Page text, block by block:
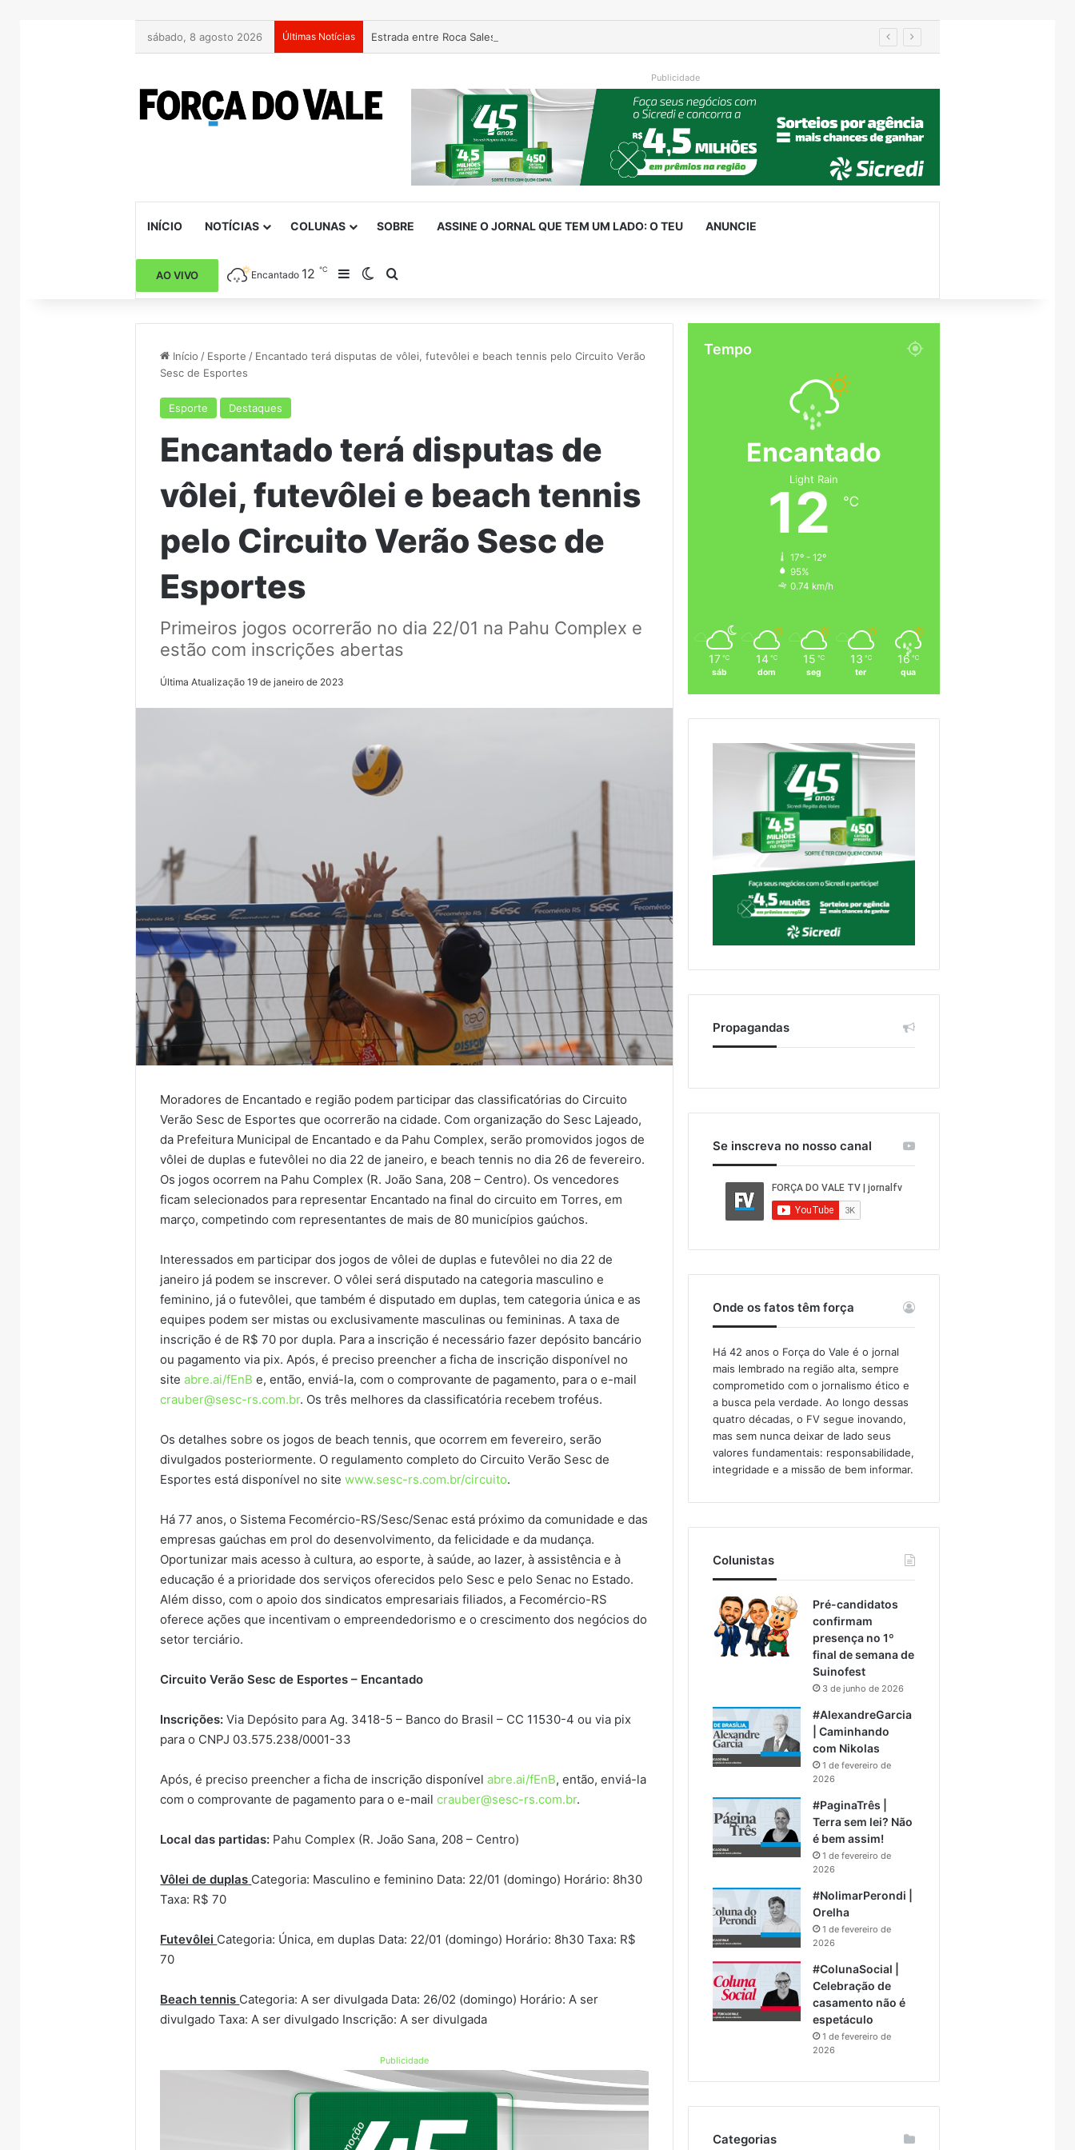
sábado, 8 agosto 2026 Últimas Notícias Estrada entre Roca Sales e Muçum é liberada após serviços de manutenção
Publicidade
INÍCIO NOTÍCIAS COLUNAS SOBRE ASSINE O JORNAL QUE TEM UM LADO: O TEU ANUNCIE
AO VIVO Encantado 12℃ Barra Lateral
Switch skin
Início / Esporte / Encantado terá disputas de vôlei, futevôlei e beach tennis pelo Circuito Verão
Sesc de Esportes
Esporte Destaques
Encantado terá disputas de
vôlei, futevôlei e beach tennis
pelo Circuito Verão Sesc de
Esportes
Primeiros jogos ocorrerão no dia 22/01 na Pahu Complex e
estão com inscrições abertas
Última Atualização 19 de janeiro de 2023
Moradores de Encantado e região podem participar das classificatórias do Circuito
Verão Sesc de Esportes que ocorrerão na cidade. Com organização do Sesc Lajeado,
da Prefeitura Municipal de Encantado e da Pahu Complex, serão promovidos jogos de
vôlei de duplas e futevôlei no dia 22 de janeiro, e beach tennis no dia 26 de fevereiro.
Os jogos ocorrem na Pahu Complex (R. João Sana, 208 – Centro). Os vencedores
ficam selecionados para representar Encantado na final do circuito em Torres, em
março, competindo com representantes de mais de 80 municípios gaúchos.
Interessados em participar dos jogos de vôlei de duplas e futevôlei no dia 22 de
janeiro já podem se inscrever. O vôlei será disputado na categoria masculino e
feminino, já o futevôlei, que também é disputado em duplas, tem categoria única e as
equipes podem ser mistas ou exclusivamente masculinas ou femininas. A taxa de
inscrição é de R$ 70 por dupla. Para a inscrição é necessário fazer depósito bancário
ou pagamento via pix. Após, é preciso preencher a ficha de inscrição disponível no
siteabre.ai/fEnB e, então, enviá-la, com o comprovante de pagamento, para o e-mail
crauber@sesc-rs.com.br. Os três melhores da classificatória recebem troféus.
Os detalhes sobre os jogos de beach tennis, que ocorrem em fevereiro, serão
divulgados posteriormente. O regulamento completo do Circuito Verão Sesc de
Esportes está disponível no sitewww.sesc-rs.com.br/circuito.
Há 77 anos, o Sistema Fecomércio-RS/Sesc/Senac está próximo da comunidade e das
empresas gaúchas em prol do desenvolvimento, da felicidade e da mudança.
Oportunizar mais acesso à cultura, ao esporte, à saúde, ao lazer, à assistência e à
educação é a prioridade dos serviços oferecidos pelo Sesc e pelo Senac no Estado.
Além disso, com o apoio dos sindicatos empresariais filiados, a Fecomércio-RS
oferece ações que incentivam o empreendedorismo e o crescimento dos negócios do
setor terciário.
Circuito Verão Sesc de Esportes – Encantado
Inscrições: Via Depósito para Ag. 3418-5 – Banco do Brasil – CC 11530-4 ou via pix
para o CNPJ 03.575.238/0001-33
Após, é preciso preencher a ficha de inscrição disponívelabre.ai/fEnB, então, enviá-la
com o comprovante de pagamento para o e-mailcrauber@sesc-rs.com.br.
Local das partidas: Pahu Complex (R. João Sana, 208 – Centro)
Vôlei de duplas Categoria: Masculino e feminino Data: 22/01 (domingo) Horário: 8h30
Taxa: R$ 70
Futevôlei Categoria: Única, em duplas Data: 22/01 (domingo) Horário: 8h30 Taxa: R$
70
Beach tennis Categoria: A ser divulgada Data: 26/02 (domingo) Horário: A ser
divulgado Taxa: A ser divulgado Inscrição: A ser divulgada
Publicidade
Tempo
Encantado
Light Rain
12 ℃
17º - 12º
95%
0.74 km/h
17 ℃
sáb
14 ℃
dom
15 ℃
seg
13 ℃
ter
16 ℃
qua
Propagandas
Se inscreva no nosso canal
Onde os fatos têm força
Há 42 anos o Força do Vale é o jornal
mais lembrado na região alta, sempre
comprometido com o jornalismo ético e
a busca pela verdade. Ao longo dessas
quatro décadas, o FV segue inovando,
mas sem nunca deixar de lado seus
valores fundamentais: responsabilidade,
integridade e a missão de bem informar.​
Colunistas
Pré-candidatos
confirmam
presença no 1º
final de semana de
Suinofest
3 de junho de 2026
#AlexandreGarcia
| Caminhando
com Nikolas
1 de fevereiro de
2026
#PaginaTrês |
Terra sem lei? Não
é bem assim!
1 de fevereiro de
2026
#NolimarPerondi |
Orelha
1 de fevereiro de
2026
#ColunaSocial |
Celebração de
casamento não é
espetáculo
1 de fevereiro de
2026
Categorias